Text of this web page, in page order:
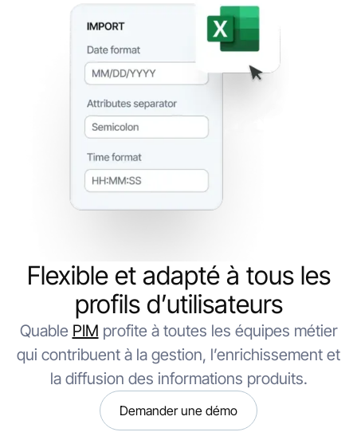
Flexible et adapté à tous les
profils d’utilisateurs
Quable PIM profite à toutes les équipes métier
qui contribuent à la gestion, l’enrichissement et
la diffusion des informations produits.
Demander une démo